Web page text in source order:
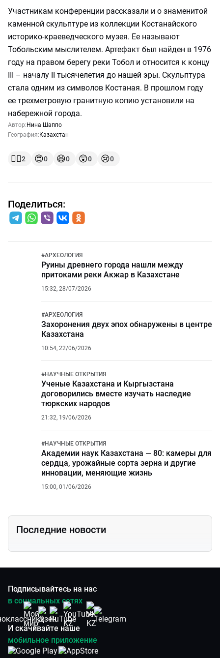
Участникам конференции рассказали и о знаменитой
каменной скульптуре из коллекции Костанайского
историко-краеведческого музея. Ее называют
Тобольским мыслителем. Артефакт был найден в 1976
году на правом берегу реки Тобол и относится к концу
III – началу II тысячелетия до нашей эры. Скульптура
стала одним из символов Костаная. В прошлом году
ее трехметровую гранитную копию установили на
набережной города.
Автор: Нина Шаппо
География: Казахстан
👍🏻2 😍0 😆0 😲0 😢0
Поделиться:
#АРХЕОЛОГИЯ
Руины древнего города нашли между
притоками реки Акжар в Казахстане
15:32, 28/07/2026
#АРХЕОЛОГИЯ
Захоронения двух эпох обнаружены в центре
Казахстана
10:54, 22/06/2026
#НАУЧНЫЕ ОТКРЫТИЯ
Ученые Казахстана и Кыргызстана
договорились вместе изучать наследие
тюркских народов
21:32, 19/06/2026
#НАУЧНЫЕ ОТКРЫТИЯ
Академии наук Казахстана — 80: камеры для
сердца, урожайные сорта зерна и другие
инновации, меняющие жизнь
15:00, 01/06/2026
Последние новости
Подписывайтесь на нас
в социальных сетях
И скачивайте наше
мобильное приложение